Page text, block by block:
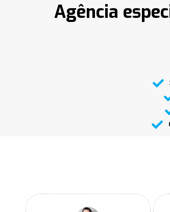
Agência